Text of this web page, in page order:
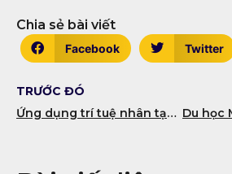
Chia sẻ bài viết
Facebook Twitter
TRƯỚC ĐÓ
Ứng dụng trí tuệ nhân tạo (AI) trong việc luyện tập và cải thiện điểm số Duolingo English Test